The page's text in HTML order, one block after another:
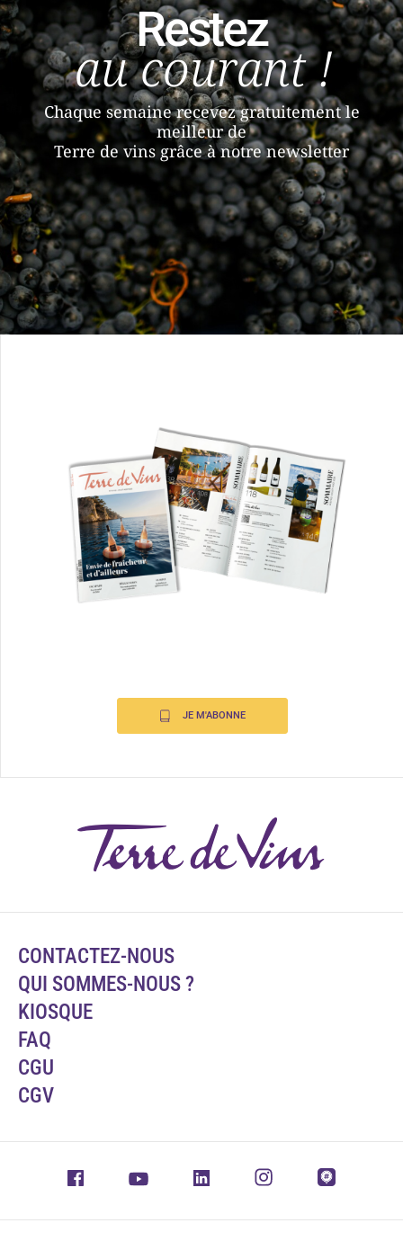
Restez
au courant !
Chaque semaine recevez gratuitement le
meilleur de
Terre de vins grâce à notre newsletter
JE M'ABONNE
CONTACTEZ-NOUS
QUI SOMMES-NOUS ?
KIOSQUE
FAQ
CGU
CGV